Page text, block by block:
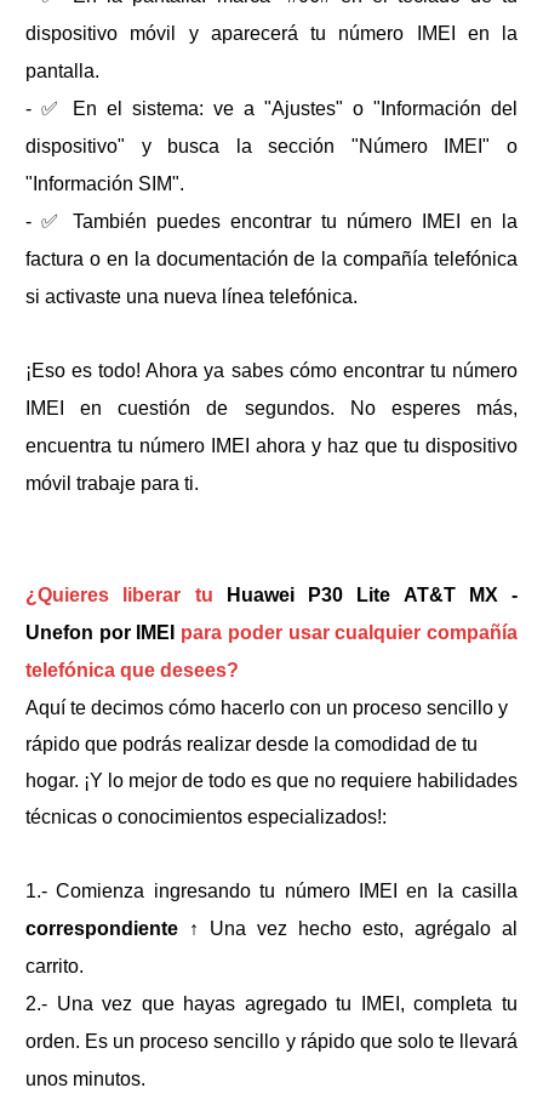
dispositivo móvil y aparecerá tu número IMEI en la
pantalla.
- ✅ En el sistema: ve a "Ajustes" o "Información del
dispositivo" y busca la sección "Número IMEI" o
"Información SIM".
- ✅ También puedes encontrar tu número IMEI en la
factura o en la documentación de la compañía telefónica
si activaste una nueva línea telefónica.
¡Eso es todo! Ahora ya sabes cómo encontrar tu número
IMEI en cuestión de segundos. No esperes más,
encuentra tu número IMEI ahora y haz que tu dispositivo
móvil trabaje para ti.
¿Quieres liberar tu
Huawei P30 Lite AT&T MX -
Unefon por IMEI
para poder usar cualquier compañía
telefónica que desees?
Aquí te decimos cómo hacerlo con un proceso sencillo y
rápido que podrás realizar desde la comodidad de tu
hogar. ¡Y lo mejor de todo es que no requiere habilidades
técnicas o conocimientos especializados!:
1.- Comienza ingresando tu número IMEI en la casilla
correspondiente ↑ Una vez hecho esto, agrégalo al
carrito.
2.- Una vez que hayas agregado tu IMEI, completa tu
orden. Es un proceso sencillo y rápido que solo te llevará
unos minutos.